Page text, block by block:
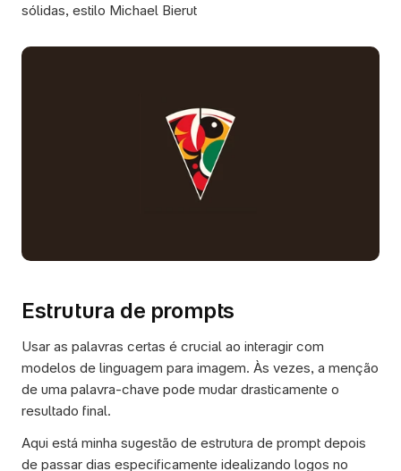
sólidas, estilo Michael Bierut
Estrutura de prompts
Usar as palavras certas é crucial ao interagir com
modelos de linguagem para imagem. Às vezes, a menção
de uma palavra-chave pode mudar drasticamente o
resultado final.
Aqui está minha sugestão de estrutura de prompt depois
de passar dias especificamente idealizando logos no